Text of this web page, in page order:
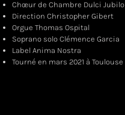
Chœur de Chambre Dulci Jubilo
Direction Christopher Gibert
Orgue Thomas Ospital
Soprano solo Clémence Garcia
Label Anima Nostra
Tourné en mars 2021 à Toulouse